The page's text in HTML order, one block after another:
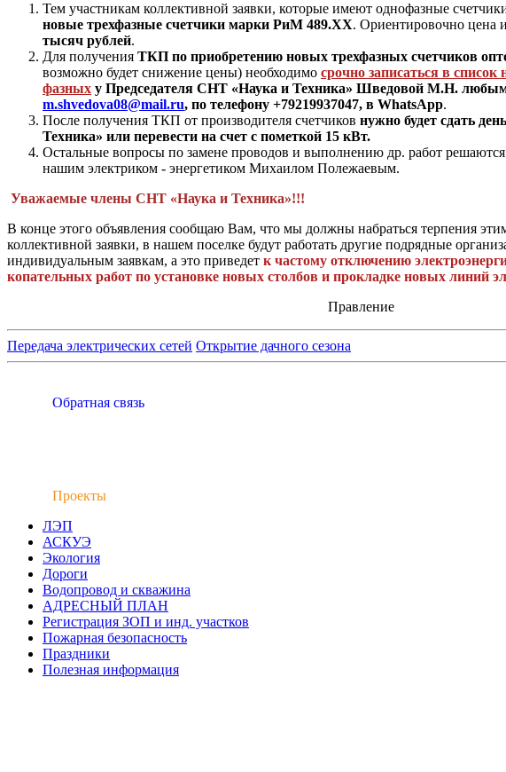
Тем участникам коллективной заявки, которые имеют однофазные
новые трехфазные счетчики марки РиМ 489.ХХ. Ориентировочно цена
тысяч рублей.
Для получения ТКП по приобретению новых трехфазных счетчиков
возможно будет снижение цены) необходимо срочно записаться в список
фазных у Председателя СНТ «Наука и Техника» Шведовой М.Н.
m.shvedova08@mail.ru, по телефону +79219937047, в WhatsApp.
После получения ТКП от производителя счетчиков нужно будет сдать
Техника» или перевести на счет с пометкой 15 кВт.
Остальные вопросы по замене проводов и выполнению др. работ
нашим электриком - энергетиком Михаилом Полежаевым.
Уважаемые члены СНТ «Наука и Техника»!!!
В конце этого объявления сообщаю Вам, что мы должны набраться терпения
коллективной заявки, в нашем поселке будут работать другие подрядные
индивидуальным заявкам, а это приведет к частому отключению
копательных работ по установке новых столбов и прокладке новых линий
Правление
Передача электрических сетей Открытие дачного сезона
Обратная связь
Проекты
ЛЭП
АСКУЭ
Экология
Дороги
Водопровод и скважина
АДРЕСНЫЙ ПЛАН
Регистрация ЗОП и инд. участков
Пожарная безопасность
Праздники
Полезная информация